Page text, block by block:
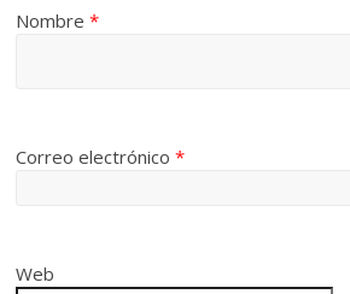
Nombre*
Correo electrónico*
Web